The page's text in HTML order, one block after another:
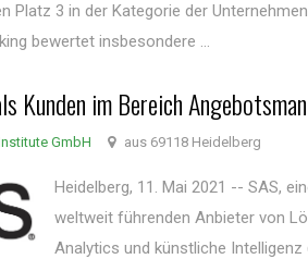
Platz 3 in der Kategorie der
bewertet insbesondere ...
Kunden im Bereich
GmbH aus 69118 Heidelberg
Heidelberg, 11. Mai 2021 -- SAS,
weltweit führenden Anbieter von
Analytics und künstliche Intelligenz